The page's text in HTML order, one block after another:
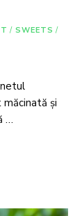
/ SWEETS /
și
…